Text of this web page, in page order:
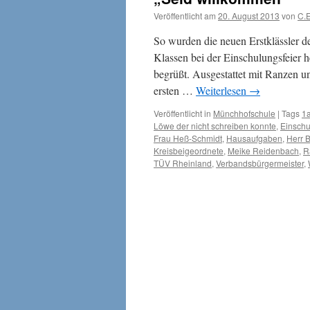
Veröffentlicht am 20. August 2013 von
So wurden die neuen Erstklässler
Klassen bei der Einschulungsfeier
begrüßt. Ausgestattet mit Ranzen
ersten … Weiterlesen →
Veröffentlicht in Münchhofschule | Tags
Löwe der nicht schreiben konnte,
Frau Heß-Schmidt, Hausaufgaben, Herr
Kreisbeigeordnete, Meike Reidenbach,
TÜV Rheinland, Verbandsbürgermeister,